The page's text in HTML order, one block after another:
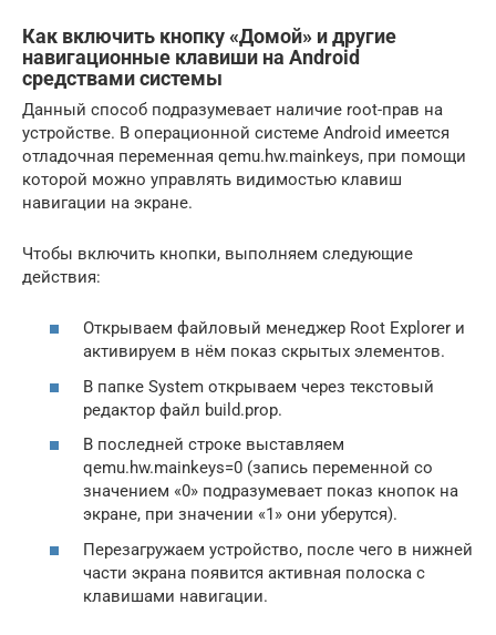
Как включить кнопку «Домой» и другие
навигационные клавиши на Android
средствами системы
Данный способ подразумевает наличие root-прав на
устройстве. В операционной системе Android имеется
отладочная переменная qemu.hw.mainkeys, при помощи
которой можно управлять видимостью клавиш
навигации на экране.
Чтобы включить кнопки, выполняем следующие
действия:
Открываем файловый менеджер Root Explorer и
активируем в нём показ скрытых элементов.
В папке System открываем через текстовый
редактор файл build.prop.
В последней строке выставляем
qemu.hw.mainkeys=0 (запись переменной со
значением «0» подразумевает показ кнопок на
экране, при значении «1» они уберутся).
Перезагружаем устройство, после чего в нижней
части экрана появится активная полоска с
клавишами навигации.